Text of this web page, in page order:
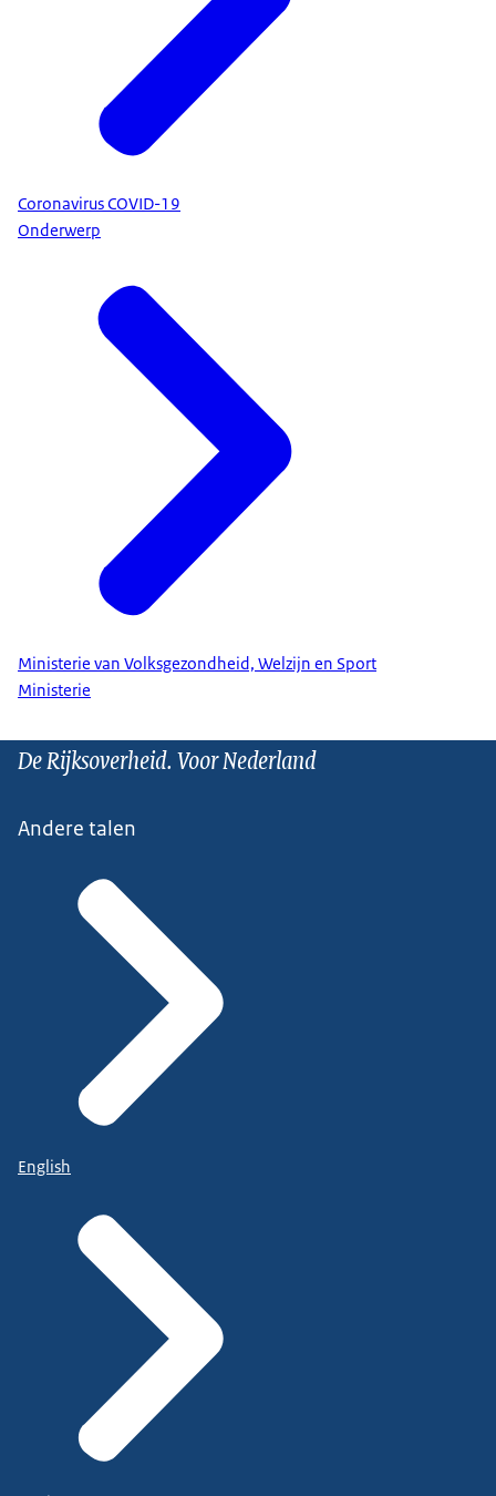
Coronavirus COVID-19
Onderwerp
Ministerie van Volksgezondheid, Welzijn en Sport
Ministerie
De Rijksoverheid. Voor Nederland
Andere talen
English